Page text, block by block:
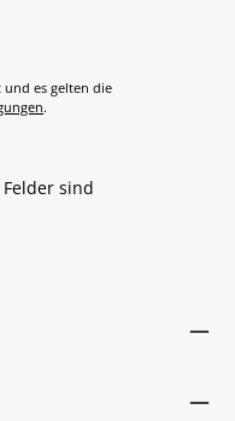
und es gelten die
.
sind